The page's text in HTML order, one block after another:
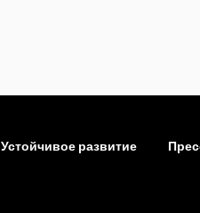
Устойчивое развитие